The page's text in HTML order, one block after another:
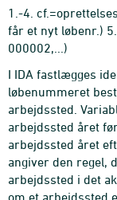
1.-4.
får et nyt løbenr.)
000002,...)
I IDA fastlægges
løbenummeret
arbejdssted.
arbejdssted året
arbejdssted året
angiver den regel,
arbejdssted i det
om et arbejdssted